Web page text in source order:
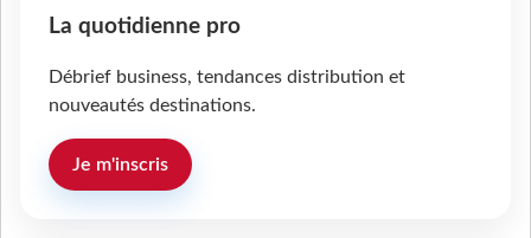
La quotidienne pro
Débrief business, tendances distribution et
nouveautés destinations.
Je m'inscris